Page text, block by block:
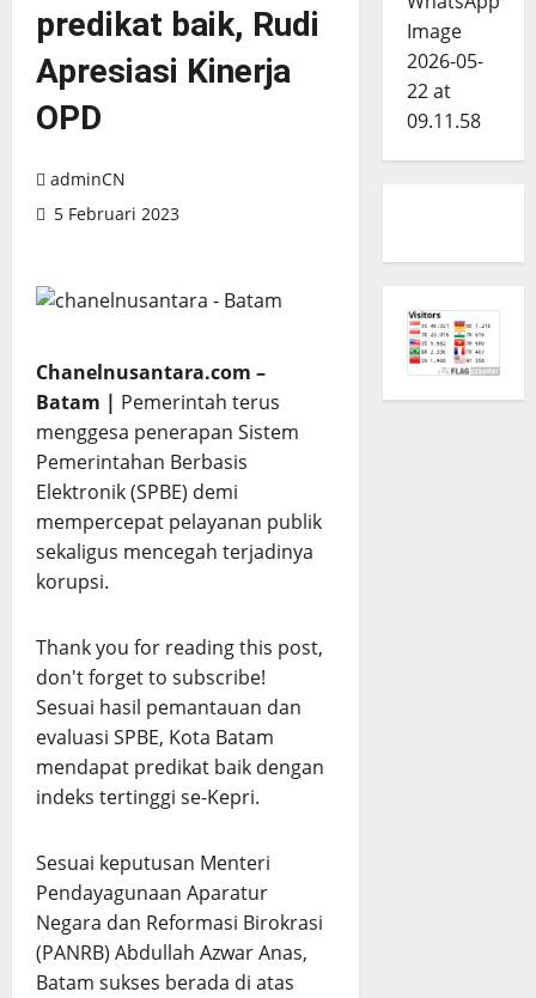
predikat baik, Rudi
Apresiasi Kinerja
OPD
adminCN
5 Februari 2023
Chanelnusantara.com –
Batam | Pemerintah terus
menggesa penerapan Sistem
Pemerintahan Berbasis
Elektronik (SPBE) demi
mempercepat pelayanan publik
sekaligus mencegah terjadinya
korupsi.
Thank you for reading this post,
don't forget to subscribe!
Sesuai hasil pemantauan dan
evaluasi SPBE, Kota Batam
mendapat predikat baik dengan
indeks tertinggi se-Kepri.
Sesuai keputusan Menteri
Pendayagunaan Aparatur
Negara dan Reformasi Birokrasi
(PANRB) Abdullah Azwar Anas,
Batam sukses berada di atas